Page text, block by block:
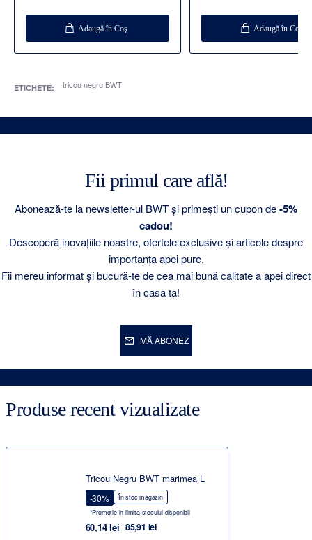
Adaugă în Coş Adaugă în Coş
ETICHETE: tricou negru BWT
Fii primul care află!
Abonează-te la newsletter-ul BWT și primești un cupon de-5%
cadou!
Descoperă inovațiile noastre, ofertele exclusive și articole despre
importanța apei pure.
Fii mereu informat și bucură-te de cea mai bună calitate a apei direct
în casa ta!
MĂ ABONEZ
Produse recent vizualizate
Tricou Negru BWT marimea L
În stoc magazin
*Promotie in limita stocului disponibil
-30%
60,14 lei 85,91 lei